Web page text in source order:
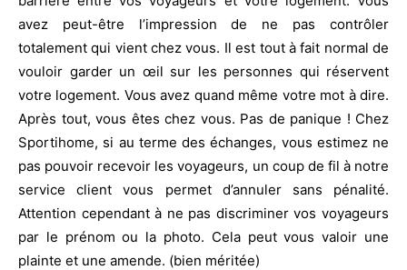
avez peut-être l’impression de ne pas contrôler
totalement qui vient chez vous. Il est tout à fait normal de
vouloir garder un œil sur les personnes qui réservent
votre logement. Vous avez quand même votre mot à dire.
Après tout, vous êtes chez vous. Pas de panique ! Chez
Sportihome, si au terme des échanges, vous estimez ne
pas pouvoir recevoir les voyageurs, un coup de fil à notre
service client vous permet d’annuler sans pénalité.
Attention cependant à ne pas discriminer vos voyageurs
par le prénom ou la photo. Cela peut vous valoir une
plainte et une amende. (bien méritée)